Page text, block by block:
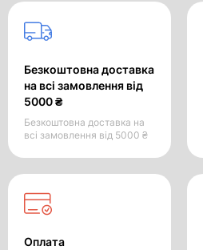
Безкоштовна доставка
на всі замовлення від
5000 ₴
Безкоштовна доставка на
всі замовлення від 5000 ₴
Оплата